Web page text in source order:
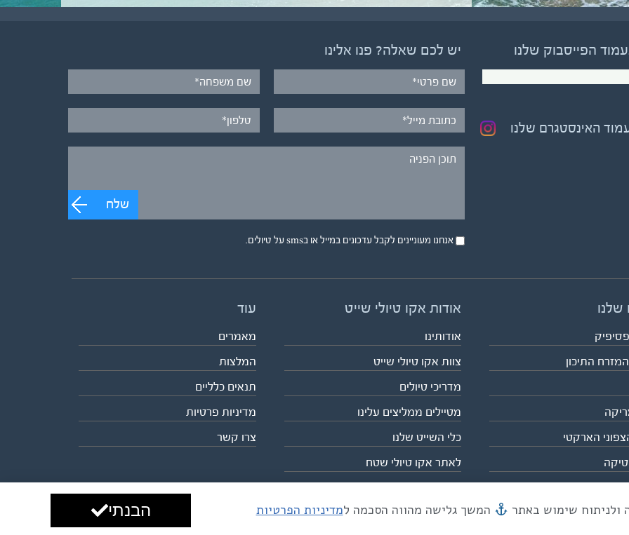
הפייסבוק שלנו
האינסטגרם שלנו
יש לכם שאלה? פנו אלינו
שלח
אנחנו מעוניינים לקבל עדכונים במייל או בsms על טיולים.
שלנו
התיכון
הארקטי
אודות אקו טיולי שייט
אודותינו
צוות אקו טיולי שייט
מדריכי טיולים
מטיילים ממליצים עלינו
כלי השייט שלנו
לאתר אקו טיולי שטח
עוד
מאמרים
המלצות
תנאים כלליים
מדיניות פרטיות
צרו קשר
מייל mail@eco.co.il | כתובתנו המסגר 55, תל אביב עיצוב ופיתוח: ביבר גלובל
המשך גלישה מהווה הסכמה למדיניות הפרטיות הבנתי